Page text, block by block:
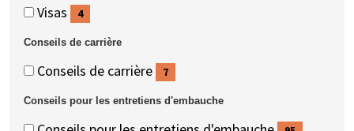
(396
éléments)
Visas
(4
4
Conseils de carrière
Conseils
de
Conseils
de
Conseils de carrière
(7
7
Conseils pour les entretiens d'embauche